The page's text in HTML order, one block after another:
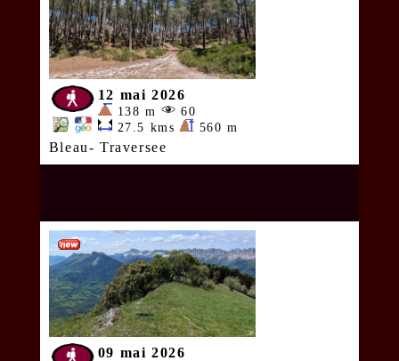
12 mai 2026
138 m
60
27.5 kms
560 m
Bleau- Traversee
09 mai 2026